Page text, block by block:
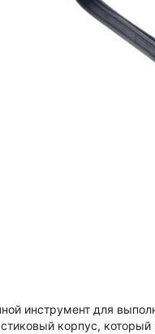
инструмент для
корпус,